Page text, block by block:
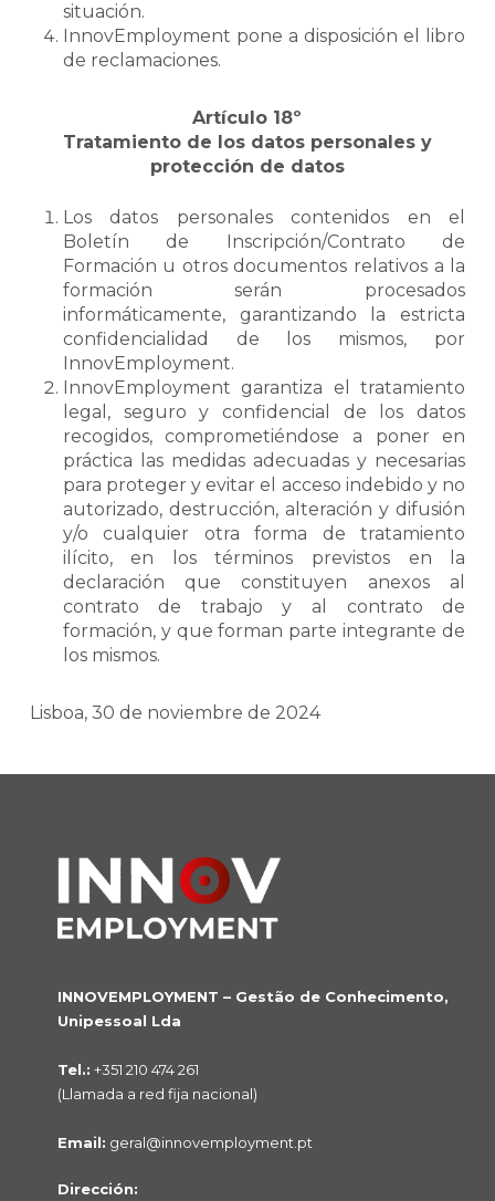
situación.
InnovEmployment pone a disposición el libro
de reclamaciones.
Artículo 18º
Tratamiento de los datos personales y
protección de datos
Los datos personales contenidos en el
Boletín de Inscripción/Contrato de
Formación u otros documentos relativos a la
formación serán procesados
informáticamente, garantizando la estricta
confidencialidad de los mismos, por
InnovEmployment.
InnovEmployment garantiza el tratamiento
legal, seguro y confidencial de los datos
recogidos, comprometiéndose a poner en
práctica las medidas adecuadas y necesarias
para proteger y evitar el acceso indebido y no
autorizado, destrucción, alteración y difusión
y/o cualquier otra forma de tratamiento
ilícito, en los términos previstos en la
declaración que constituyen anexos al
contrato de trabajo y al contrato de
formación, y que forman parte integrante de
los mismos.
Lisboa, 30 de noviembre de 2024
INNOVEMPLOYMENT – Gestão de Conhecimento,
Unipessoal Lda
Tel.: +351 210 474 261
(Llamada a red fija nacional)
Email: geral@innovemployment.pt
Dirección: